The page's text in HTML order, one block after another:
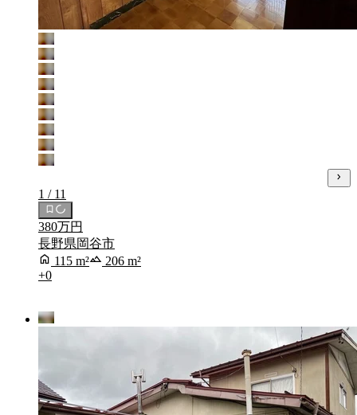
1 / 11
380万円
長野県岡谷市
115 m²
206 m²
+0